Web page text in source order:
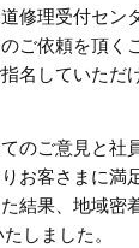
修理受付セン
ご依頼を頂く
名していただ
のご意見と社
お客さまに満
結果、地域密
しました。